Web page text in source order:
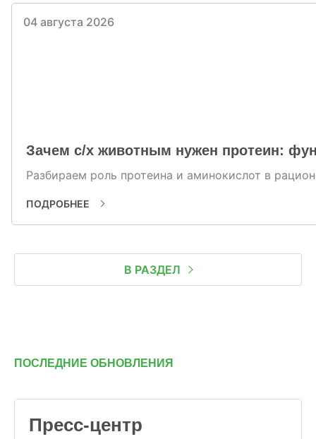
04 августа 2026
Зачем с/х животным нужен протеин:
Разбираем роль протеина и аминокислот в
ПОДРОБНЕЕ
В РАЗДЕЛ
ПОСЛЕДНИЕ ОБНОВЛЕНИЯ
Пресс-центр